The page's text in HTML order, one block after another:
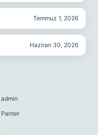
Temmuz 1, 2026
Haziran 30, 2026
admin
Panter